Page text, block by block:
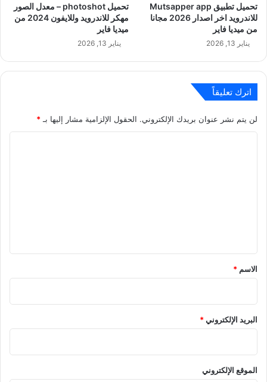
تحميل تطبيق Mutsapper app
للاندرويد اخر اصدار 2026 مجانا
من ميديا فاير
يناير 13, 2026
تحميل photoshot – معدل الصور
مهكر للاندرويد وللايفون 2024 من
ميديا فاير
يناير 13, 2026
اترك تعليقاً
لن يتم نشر عنوان بريدك الإلكتروني. الحقول الإلزامية مشار إليها بـ *
*
الاسم *
البريد الإلكتروني*
الموقع الإلكتروني